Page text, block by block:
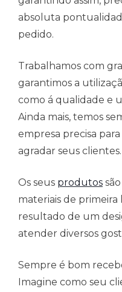
absoluta
pedido.
Trabalhamos com
garantimos a
como á qualidade e
Ainda mais, temos
empresa precisa
agradar seus clientes.
Os seus produtos
materiais de
resultado de um
atender diversos
Sempre é bom
Imagine como seu